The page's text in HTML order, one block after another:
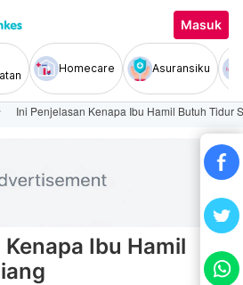
Masuk
Homecare Asuransiku
Ini Penjelasan Kenapa Ibu Hamil Butuh Tidur
Ibu Hamil